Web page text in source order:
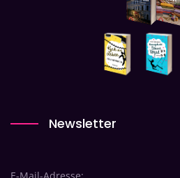
Newsletter